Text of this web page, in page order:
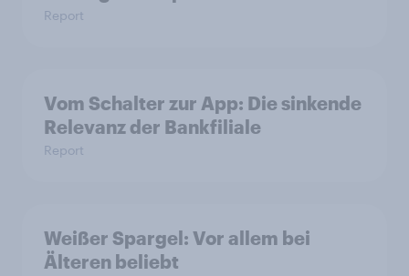
Report
Vom Schalter zur App: Die sinkende
Relevanz der Bankfiliale
Report
Weißer Spargel: Vor allem bei
Älteren beliebt